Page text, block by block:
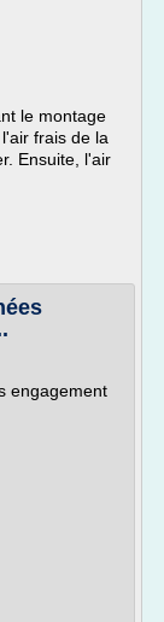
le montage
frais de la
Ensuite, l'air
engagement